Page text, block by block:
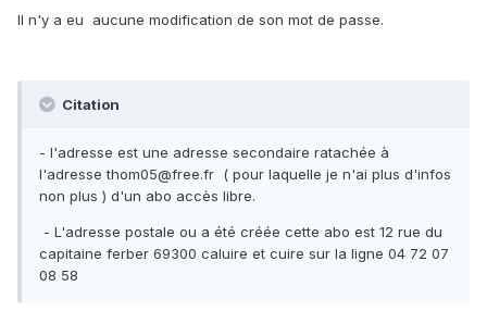
Il n'y a eu aucune modification de son mot de passe.
Citation
- l'adresse est une adresse secondaire ratachée à
l'adresse thom05@free.fr ( pour laquelle je n'ai plus d'infos
non plus ) d'un abo accès libre.
- L'adresse postale ou a été créée cette abo est 12 rue du
capitaine ferber 69300 caluire et cuire sur la ligne 04 72 07
08 58